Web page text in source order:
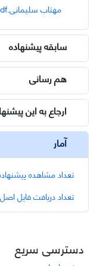
مهتاب سلیمانی.pdf
سابقه پیشنهاده
هم رسانی
ارجاع به این
آمار
تعداد مشاهده
تعداد دریافت فایل
دسترسی سریع